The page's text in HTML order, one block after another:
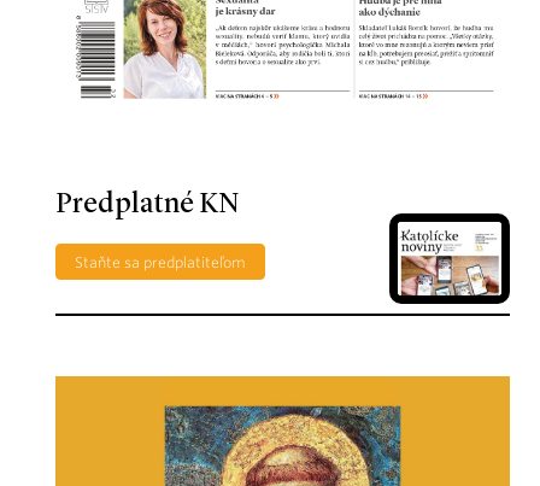
Predplatné KN
Staňte sa predplatiteľom